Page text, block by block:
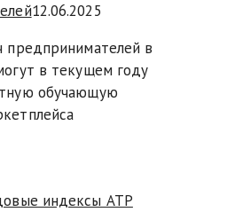
12.06.2025
предпринимателей в
в текущем году
обучающую
индексы АТР